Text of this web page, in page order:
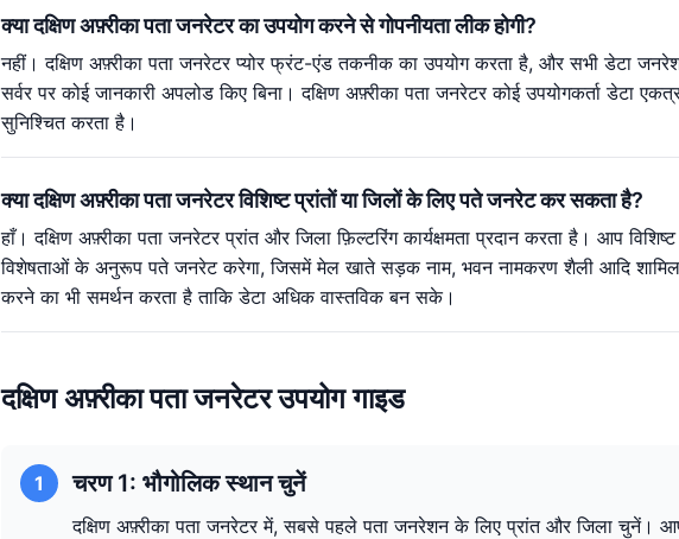
क्या दक्षिण अफ़्रीका पता जनरेटर का उपयोग करने से गोपनीयता लीक होगी?
नहीं। दक्षिण अफ़्रीका पता जनरेटर प्योर फ्रंट-एंड तकनीक का उपयोग करता है, और सभी डेटा
सर्वर पर कोई जानकारी अपलोड किए बिना। दक्षिण अफ़्रीका पता जनरेटर कोई उपयोगकर्ता डेटा
सुनिश्चित करता है।
क्या दक्षिण अफ़्रीका पता जनरेटर विशिष्ट प्रांतों या जिलों के लिए पते जनरेट कर सकता है?
हाँ। दक्षिण अफ़्रीका पता जनरेटर प्रांत और जिला फ़िल्टरिंग कार्यक्षमता प्रदान करता है। आप
विशेषताओं के अनुरूप पते जनरेट करेगा, जिसमें मेल खाते सड़क नाम, भवन नामकरण शैली आदि शामिल
करने का भी समर्थन करता है ताकि डेटा अधिक वास्तविक बन सके।
दक्षिण अफ़्रीका पता जनरेटर उपयोग गाइड
1 चरण 1: भौगोलिक स्थान चुनें
दक्षिण अफ़्रीका पता जनरेटर में, सबसे पहले पता जनरेशन के लिए प्रांत और जिला